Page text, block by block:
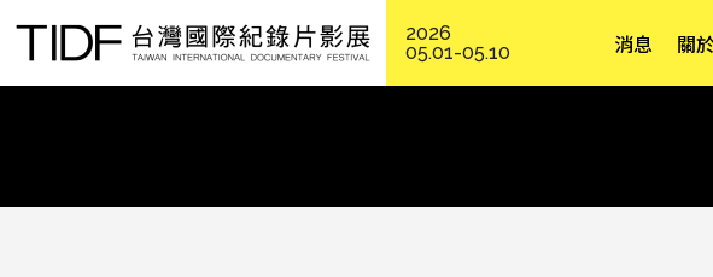
2026
05.01-05.10
消息 關